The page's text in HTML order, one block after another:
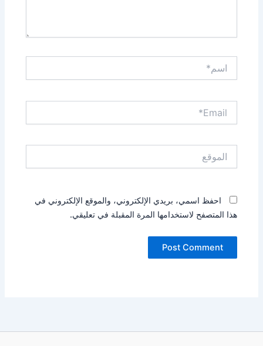
احفظ اسمي، بريدي الإلكتروني، والموقع الإلكتروني في
هذا المتصفح لاستخدامها المرة المقبلة في تعليقي.